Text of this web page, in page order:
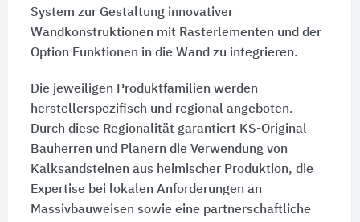
System zur Gestaltung innovativer
Wandkonstruktionen mit Rasterlementen und der
Option Funktionen in die Wand zu integrieren.
Die jeweiligen Produktfamilien werden
herstellerspezifisch und regional angeboten.
Durch diese Regionalität garantiert KS-Original
Bauherren und Planern die Verwendung von
Kalksandsteinen aus heimischer Produktion, die
Expertise bei lokalen Anforderungen an
Massivbauweisen sowie eine partnerschaftliche